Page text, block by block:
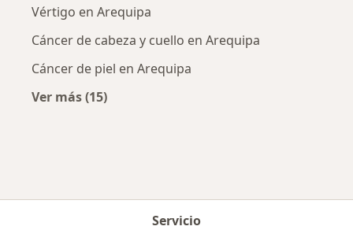
Vértigo en Arequipa
Cáncer de cabeza y cuello en Arequipa
Cáncer de piel en Arequipa
Ver más (15)
Servicio